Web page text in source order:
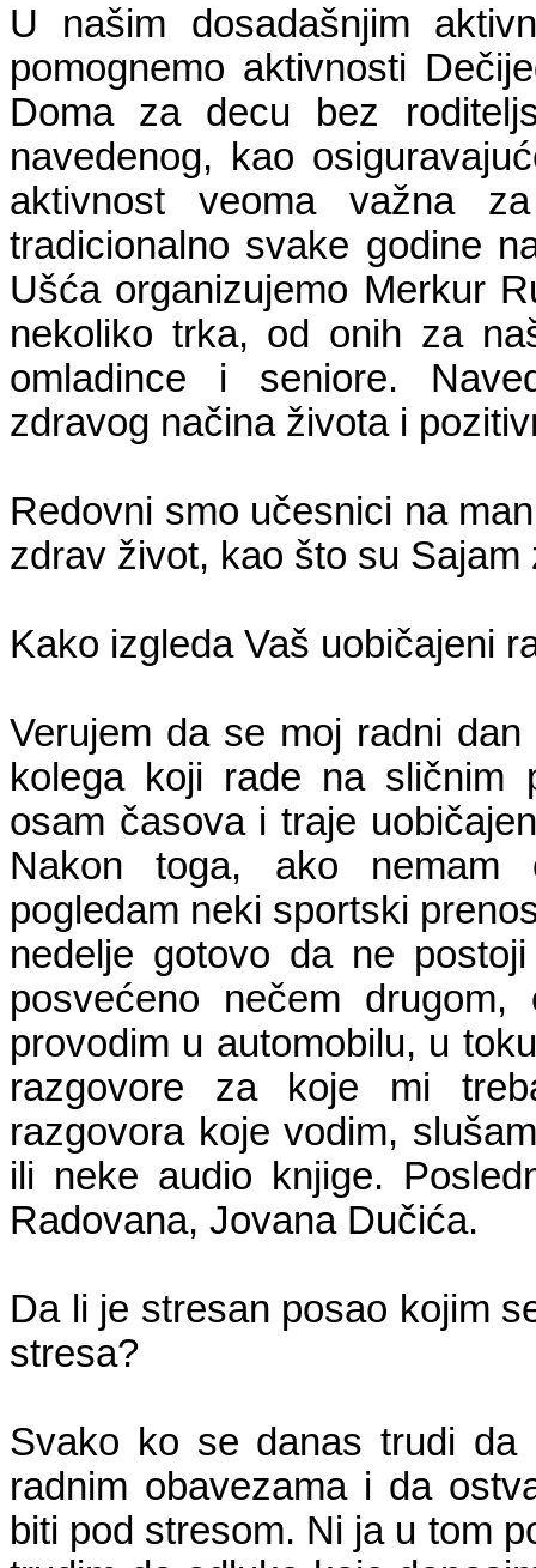
U našim dosadašnjim
pomognemo aktivnosti
Doma za decu bez
navedenog, kao
aktivnost veoma važna
tradicionalno svake godine
Ušća organizujemo Merkur
nekoliko trka, od onih za
omladince i seniore.
zdravog načina života i
Redovni smo učesnici na
zdrav život, kao što su Sajam
Kako izgleda Vaš uobičajeni
Verujem da se moj radni
kolega koji rade na sličnim
osam časova i traje
Nakon toga, ako nemam
pogledam neki sportski
nedelje gotovo da ne
posvećeno nečem
provodim u automobilu, u
razgovore za koje mi
razgovora koje vodim,
ili neke audio knjige.
Radovana, Jovana Dučića.
Da li je stresan posao kojim
stresa?
Svako ko se danas trudi da
radnim obavezama i da
biti pod stresom. Ni ja u tom